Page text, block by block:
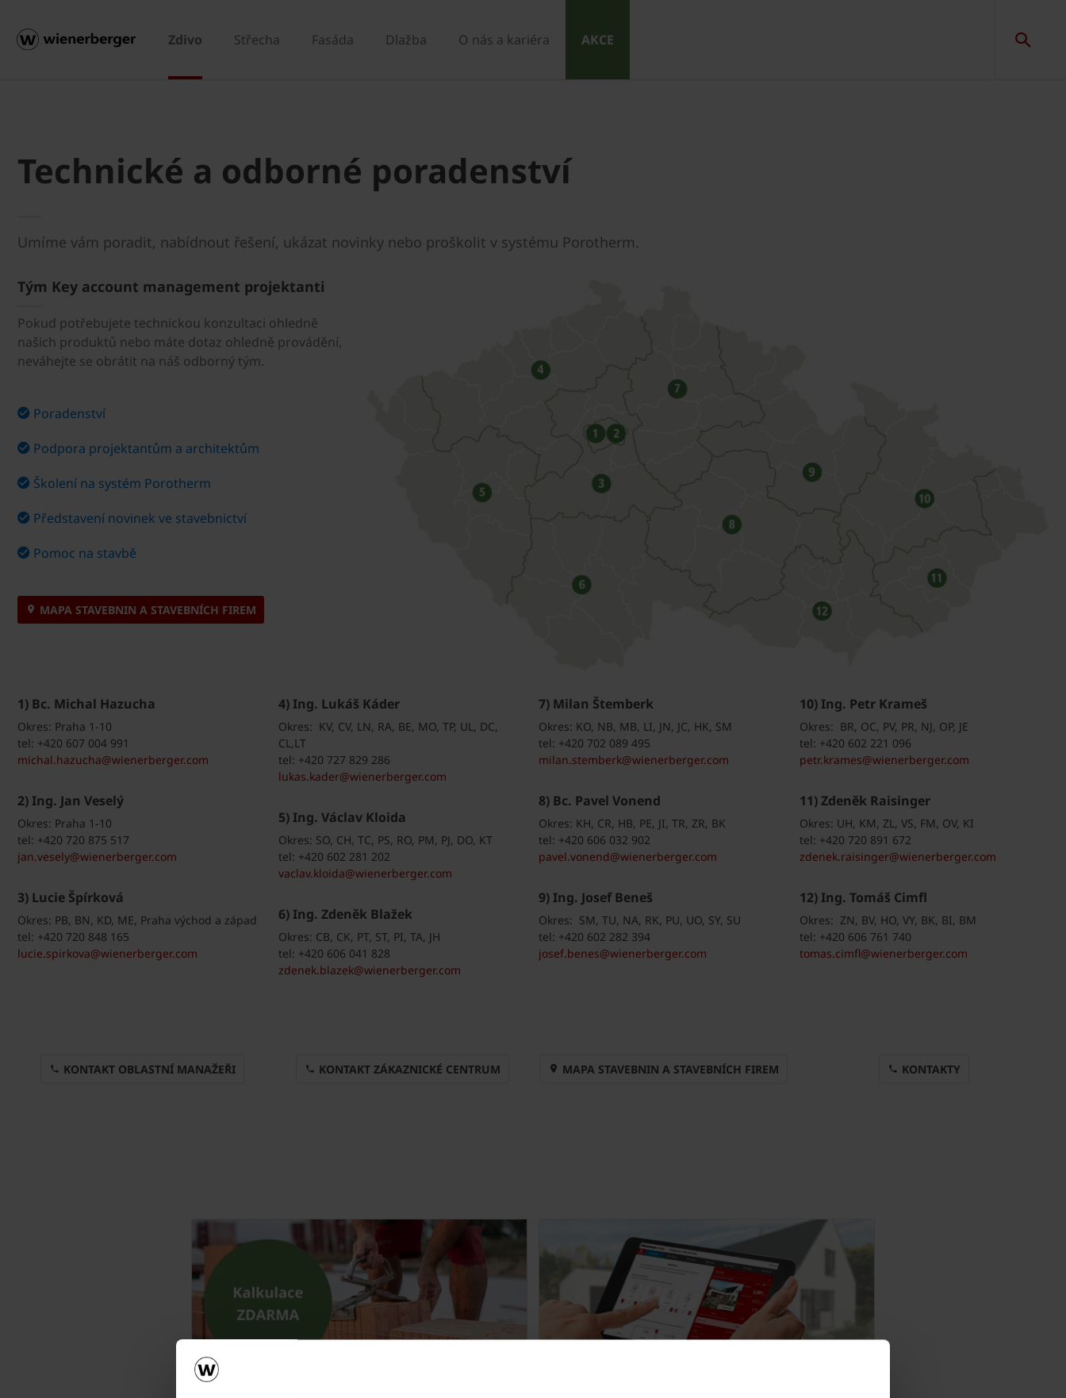
Zdivo Střecha Fasáda Dlažba O nás a kariéra AKCE
Technické a odborné poradenství
Umíme vám poradit, nabídnout řešení, ukázat novinky nebo proškolit v systému Porotherm.
Tým Key account management projektanti
Pokud potřebujete technickou konzultaci ohledně
našich produktů nebo máte dotaz ohledně provádění,
neváhejte se obrátit na náš odborný tým.
Poradenství
Podpora projektantům a architektům
Školení na systém Porotherm
Představení novinek ve stavebnictví
Pomoc na stavbě
MAPA STAVEBNIN A STAVEBNÍCH FIREM
1) Bc. Michal Hazucha
Okres: Praha 1-10
tel: +420 607 004 991
michal.hazucha@wienerberger.com
2) Ing. Jan Veselý
Okres: Praha 1-10
tel: +420 720 875 517
jan.vesely@wienerberger.com
3) Lucie Špírková
Okres: PB, BN, KD, ME, Praha východ a západ
tel: +420 720 848 165
lucie.spirkova@wienerberger.com
4) Ing. Lukáš Káder
Okres: KV, CV, LN, RA, BE, MO, TP, UL, DC,
CL,LT
tel: +420 727 829 286
lukas.kader@wienerberger.com
5) Ing. Václav Kloida
Okres: SO, CH, TC, PS, RO, PM, PJ, DO, KT
tel: +420 602 281 202
vaclav.kloida@wienerberger.com
6) Ing. Zdeněk Blažek
Okres: CB, CK, PT, ST, PI, TA, JH
tel: +420 606 041 828
zdenek.blazek@wienerberger.com
7) Milan Štemberk
Okres: KO, NB, MB, LI, JN, JC, HK, SM
tel: +420 702 089 495
milan.stemberk@wienerberger.com
8) Bc. Pavel Vonend
Okres: KH, CR, HB, PE, JI, TR, ZR, BK
tel: +420 606 032 902
pavel.vonend@wienerberger.com
9) Ing. Josef Beneš
Okres: SM, TU, NA, RK, PU, UO, SY, SU
tel: +420 602 282 394
josef.benes@wienerberger.com
10) Ing. Petr Krameš
Okres: BR, OC, PV, PR, NJ, OP, JE
tel: +420 602 221 096
petr.krames@wienerberger.com
11) Zdeněk Raisinger
Okres: UH, KM, ZL, VS, FM, OV, KI
tel: +420 720 891 672
zdenek.raisinger@wienerberger.com
12) Ing. Tomáš Cimfl
Okres: ZN, BV, HO, VY, BK, BI, BM
tel: +420 606 761 740
tomas.cimfl@wienerberger.com
KONTAKT OBLASTNÍ MANAŽEŘI KONTAKT ZÁKAZNICKÉ CENTRUM MAPA STAVEBNIN A STAVEBNÍCH FIREM KONTAKTY